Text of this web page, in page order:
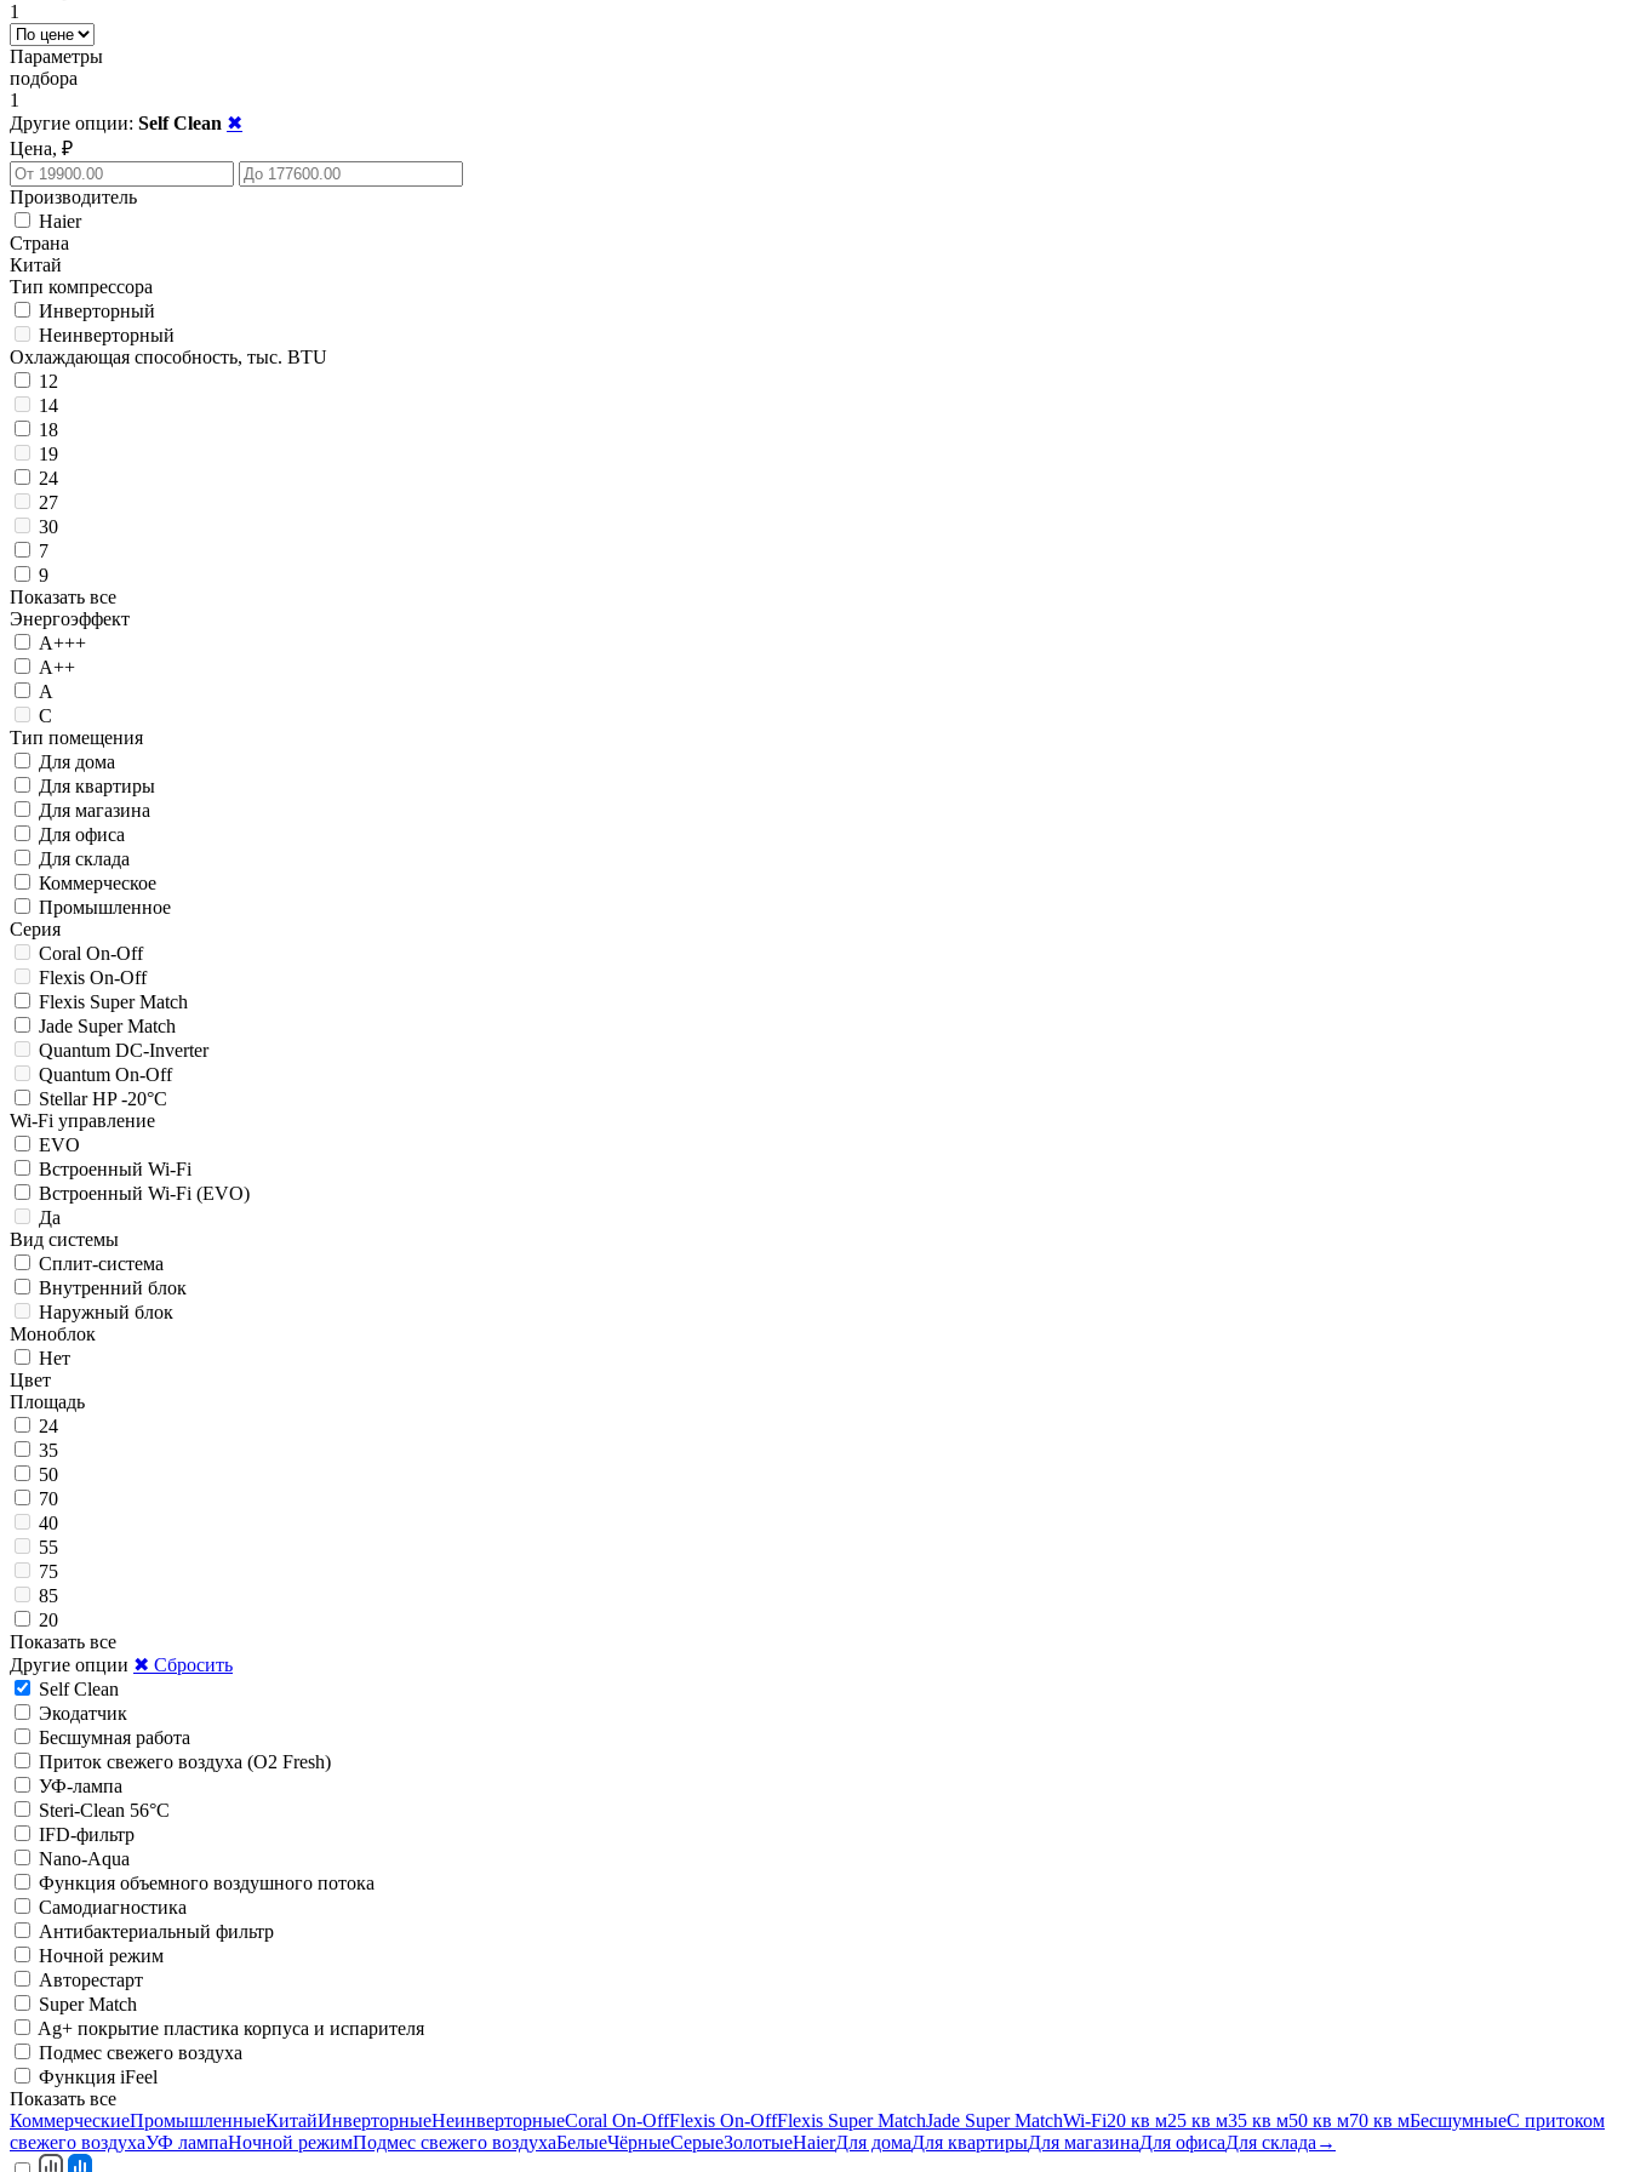
1
Параметры
подбора
1
Другие опции: Self Clean ✖
Цена, ₽
Производитель
Haier
Страна
Китай
Тип компрессора
Инверторный
Неинверторный
Охлаждающая способность, тыс. BTU
12
14
18
19
24
27
30
7
9
Показать все
Энергоэффект
А+++
А++
А
C
Тип помещения
Для дома
Для квартиры
Для магазина
Для офиса
Для склада
Коммерческое
Промышленное
Серия
Coral On-Off
Flexis On-Off
Flexis Super Match
Jade Super Match
Quantum DC-Inverter
Quantum On-Off
Stellar HP -20°C
Wi-Fi управление
EVO
Встроенный Wi-Fi
Встроенный Wi-Fi (EVO)
Да
Вид системы
Сплит-система
Внутренний блок
Наружный блок
Моноблок
Нет
Цвет
Площадь
24
35
50
70
40
55
75
85
20
Показать все
Другие опции ✖ Сбросить
Self Clean
Экодатчик
Беcшумная работа
Приток свежего воздуха (O2 Fresh)
УФ-лампа
Steri-Clean 56°C
IFD-фильтр
Nano-Aqua
Функция объемного воздушного потока
Самодиагностика
Антибактериальный фильтр
Ночной режим
Авторестарт
Super Match
Ag+ покрытие пластика корпуса и испарителя
Подмес свежего воздуха
Функция iFeel
Показать все
КоммерческиеПромышленныеКитайИнверторныеНеинверторныеCoral On-OffFlexis On-OffFlexis Super MatchJade Super MatchWi-Fi20 кв м25 кв м35 кв м50 кв м70 кв мБесшумныеС притоком
свежего воздухаУФ лампаНочной режимПодмес свежего воздухаБелыеЧёрныеСерыеЗолотыеHaierДля домаДля квартирыДля магазинаДля офисаДля склада →